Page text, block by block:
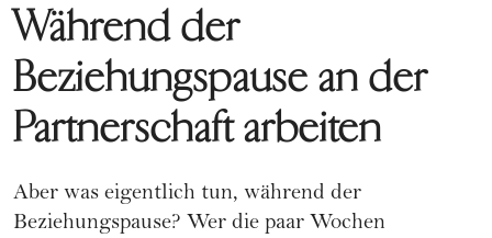
Während der
Beziehungspause an der
Partnerschaft arbeiten
Aber was eigentlich tun, während der
Beziehungspause? Wer die paar Wochen